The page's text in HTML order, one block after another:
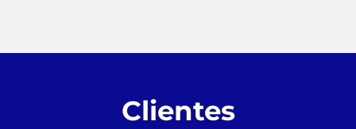
Clientes